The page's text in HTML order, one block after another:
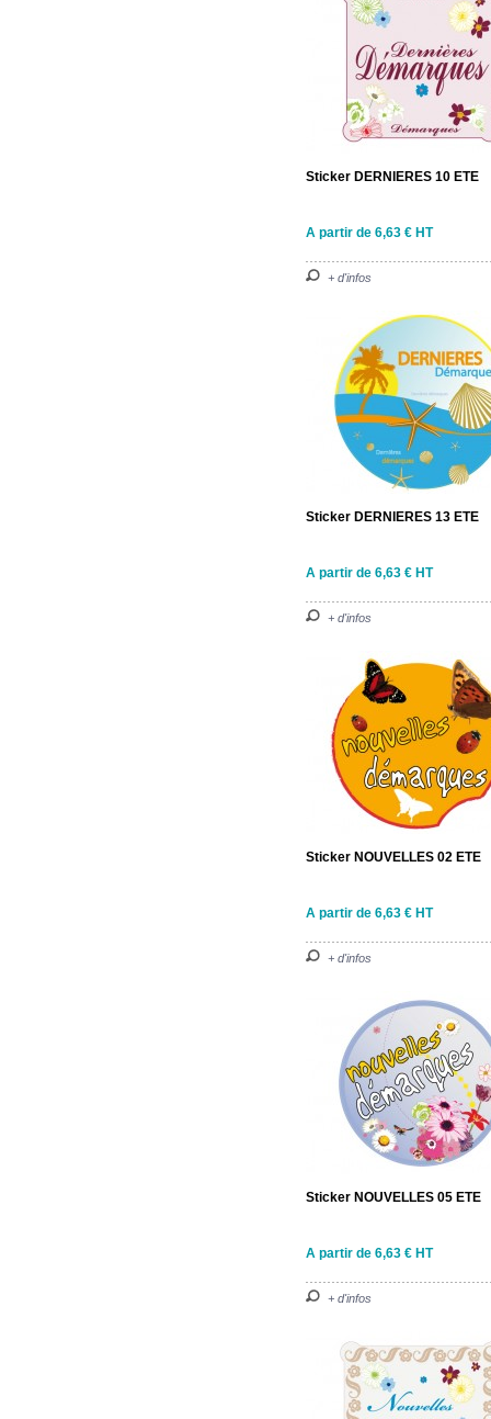
Sticker DERNIERES 10 ETE
A partir de 6,63 € HT
+ d'infos
Sticker DERNIERES 13 ETE
A partir de 6,63 € HT
+ d'infos
Sticker NOUVELLES 02 ETE
A partir de 6,63 € HT
+ d'infos
Sticker NOUVELLES 05 ETE
A partir de 6,63 € HT
+ d'infos